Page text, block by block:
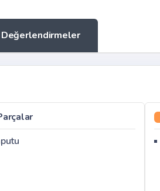
Değerlendirmeler